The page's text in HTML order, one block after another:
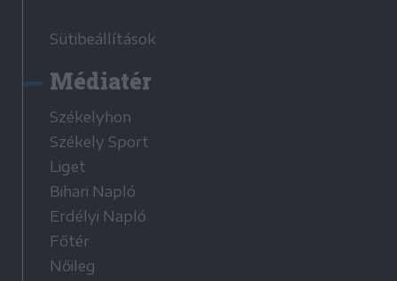
Sütibeállítások
Médiatér
Székelyhon
Székely Sport
Liget
Bihari Napló
Erdélyi Napló
Főtér
Nőileg